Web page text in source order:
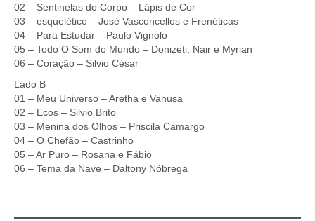
02 – Sentinelas do Corpo – Lápis de Cor
03 – esquelético – José Vasconcellos e Frenéticas
04 – Para Estudar – Paulo Vignolo
05 – Todo O Som do Mundo – Donizeti, Nair e Myrian
06 – Coração – Silvio César
Lado B
01 – Meu Universo – Aretha e Vanusa
02 – Ecos – Silvio Brito
03 – Menina dos Olhos – Priscila Camargo
04 – O Chefão – Castrinho
05 – Ar Puro – Rosana e Fábio
06 – Tema da Nave – Daltony Nóbrega